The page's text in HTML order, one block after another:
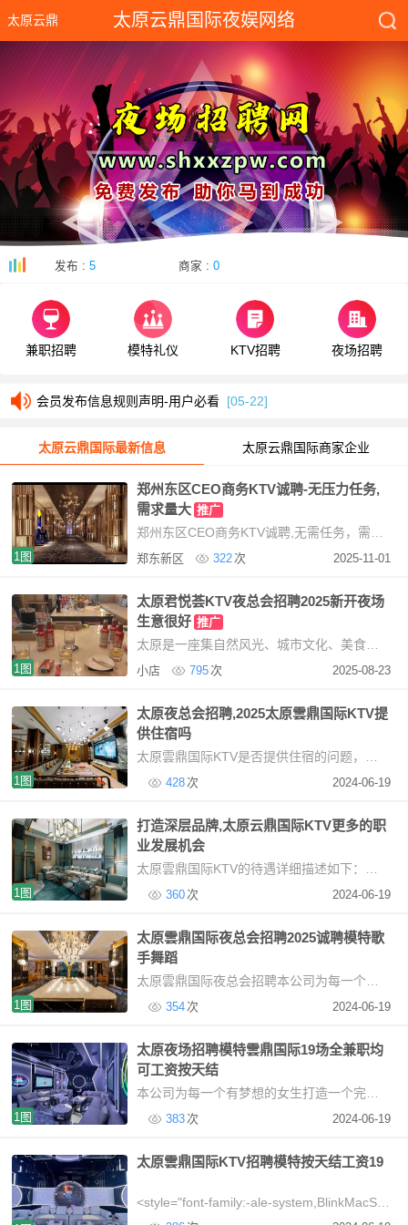
太原云鼎 太原云鼎国际夜娱网络
发布 :5 商家 :0
兼职招聘 模特礼仪 KTV招聘
夜场招聘
会员发布信息规则声明-用户必看 [05-22]
太原云鼎国际最新信息 太原云鼎国际商家企业
1图
郑州东区CEO商务KTV诚聘-无压力任务,
需求量大 推广
郑东新区 322 次 2025-11-01
1图
太原君悦荟KTV夜总会招聘2025新开夜场
生意很好 推广
太原是一座集自然风光、城市文化、美食佳肴于一体的美丽城市。无论你是来旅游观光，还是
小店 795 次 2025-08-23
1图
太原夜总会招聘,2025太原雲鼎国际KTV提
供住宿吗
428 次 2024-06-19
1图
打造深层品牌,太原云鼎国际KTV更多的职
业发展机会
360 次 2024-06-19
1图
太原雲鼎国际夜总会招聘2025诚聘模特歌
手舞蹈
354 次 2024-06-19
1图
太原夜场招聘模特雲鼎国际19场全兼职均
可工资按天结
383 次 2024-06-19
太原雲鼎国际KTV招聘模特按天结工资19
<style="font-family:-ale-system,BlinkMacSystemFont,"font-size:15x;cor:#05073B;ba